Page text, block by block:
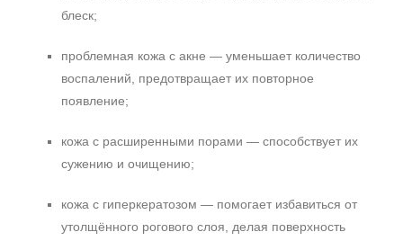
блеск;
проблемная кожа с акне — уменьшает количество
воспалений, предотвращает их повторное
появление;
кожа с расширенными порами — способствует их
сужению и очищению;
кожа с гиперкератозом — помогает избавиться от
утолщённого рогового слоя, делая поверхность